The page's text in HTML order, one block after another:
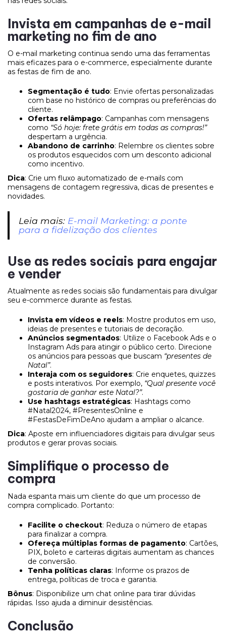
Invista em campanhas de e-mail
marketing no fim de ano
O e-mail marketing continua sendo uma das ferramentas
mais eficazes para o e-commerce, especialmente durante
as festas de fim de ano.
Segmentação é tudo: Envie ofertas personalizadas
com base no histórico de compras ou preferências do
cliente.
Ofertas relâmpago: Campanhas com mensagens
como “Só hoje: frete grátis em todas as compras!”
despertam a urgência.
Abandono de carrinho: Relembre os clientes sobre
os produtos esquecidos com um desconto adicional
como incentivo.
Dica: Crie um fluxo automatizado de e-mails com
mensagens de contagem regressiva, dicas de presentes e
novidades.
Leia mais: E-mail Marketing: a ponte
para a fidelização dos clientes
Use as redes sociais para engajar
e vender
Atualmente as redes sociais são fundamentais para divulgar
seu e-commerce durante as festas.
Invista em vídeos e reels: Mostre produtos em uso,
ideias de presentes e tutoriais de decoração.
Anúncios segmentados: Utilize o Facebook Ads e o
Instagram Ads para atingir o público certo. Direcione
os anúncios para pessoas que buscam “presentes de
Natal”.
Interaja com os seguidores: Crie enquetes, quizzes
e posts interativos. Por exemplo, “Qual presente você
gostaria de ganhar este Natal?”.
Use hashtags estratégicas: Hashtags como
#Natal2024, #PresentesOnline e
#FestasDeFimDeAno ajudam a ampliar o alcance.
Dica: Aposte em influenciadores digitais para divulgar seus
produtos e gerar provas sociais.
Simplifique o processo de
compra
Nada espanta mais um cliente do que um processo de
compra complicado. Portanto:
Facilite o checkout: Reduza o número de etapas
para finalizar a compra.
Ofereça múltiplas formas de pagamento: Cartões,
PIX, boleto e carteiras digitais aumentam as chances
de conversão.
Tenha políticas claras: Informe os prazos de
entrega, políticas de troca e garantia.
Bônus: Disponibilize um chat online para tirar dúvidas
rápidas. Isso ajuda a diminuir desistências.
Conclusão